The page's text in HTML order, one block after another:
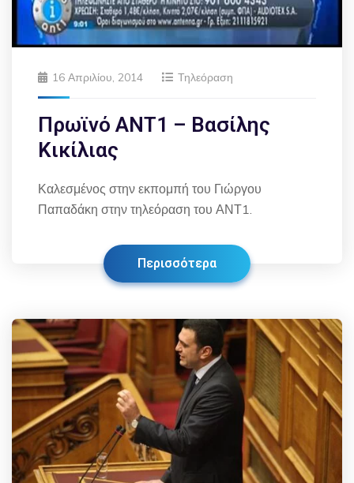
16 Απριλίου, 2014 Τηλεόραση
Πρωϊνό ΑΝΤ1 – Βασίλης
Κικίλιας
Καλεσμένος στην εκπομπή του Γιώργου
Παπαδάκη στην τηλεόραση του ΑΝΤ1.
Περισσότερα